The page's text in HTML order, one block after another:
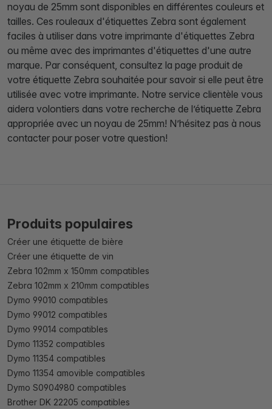
noyau de 25mm sont disponibles en différentes couleurs et
tailles. Ces rouleaux d'étiquettes Zebra sont également
faciles à utiliser dans votre imprimante d'étiquettes Zebra
ou même avec des imprimantes d'étiquettes d'une autre
marque. Par conséquent, consultez la page produit de
votre étiquette Zebra souhaitée pour savoir si elle peut être
utilisée avec votre imprimante. Notre service clientèle vous
aidera volontiers dans votre recherche de l’étiquette Zebra
appropriée avec un noyau de 25mm! N’hésitez pas à nous
contacter pour poser votre question!
Produits populaires
Créer une étiquette de bière
Créer une étiquette de vin
Zebra 102mm x 150mm compatibles
Zebra 102mm x 210mm compatibles
Dymo 99010 compatibles
Dymo 99012 compatibles
Dymo 99014 compatibles
Dymo 11352 compatibles
Dymo 11354 compatibles
Dymo 11354 amovible compatibles
Dymo S0904980 compatibles
Brother DK 22205 compatibles